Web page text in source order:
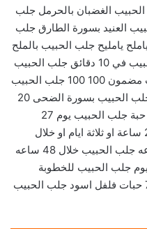
الغضبان بالحرمل جلب
العنيد بسورة الطارق جلب
يامليح جلب الحبيب بالملح
الخشن جلب الحبيب بساعه جلب الحبيب في 10 دقائق جلب الحبيب
بسورة طه 15 مرة دعاء جلب الحبيب مضمون 100 100 جلب الحبيب
2020 جلب الحبيب خلال 24 ساعة جلب الحبيب بسورة الضحى 20
مرة جلب الحبيب بالفلفل الاسود 21 حبة جلب الحبيب يوم 27
رمضان جلب الحبيب فى ساعه او 24 ساعة او ثلاثة ايام او خلال
سبعة ايام جلب الحبيب خلال 48 ساعه جلب الحبيب خلال 48 ساعه
بالقران الكريم جلب الحبيب في 40 يوم جلب الحبيب للخطوبة
والزواج في 48 ساعة جلب الحبيب 7 حبات فلفل اسود جلب الحبيب